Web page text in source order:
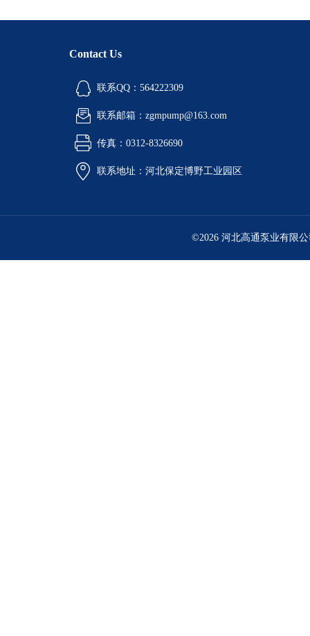
Contact Us
联系QQ：564222309
联系邮箱：zgmpump@163.com
传真：0312-8326690
联系地址：河北保定博野工业园区
©2026 河北高通泵业有限